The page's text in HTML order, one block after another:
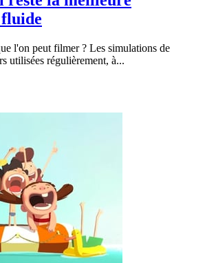
l'on peut filmer ? Les simulations de
utilisées régulièrement, à...